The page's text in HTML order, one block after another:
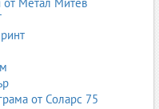
от Соларс 75